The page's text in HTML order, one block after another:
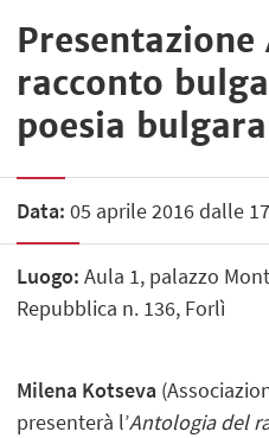
racconto
poesia bulgara
Data: 05 aprile 2016 dalle
Luogo: Aula 1, palazzo
Repubblica n. 136, Forlì
Milena Kotseva
presenterà l’Antologia del